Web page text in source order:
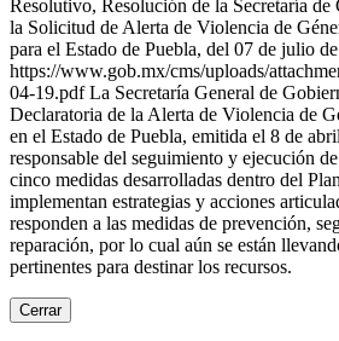
Resolutivo, Resolución de la Secretaría de
la Solicitud de Alerta de Violencia de
para el Estado de Puebla, del 07 de julio
https://www.gob.mx/cms/uploads/
04-19.pdf La Secretaría General de
Declaratoria de la Alerta de Violencia de
en el Estado de Puebla, emitida el 8 de
responsable del seguimiento y ejecución
cinco medidas desarrolladas dentro del
implementan estrategias y acciones
responden a las medidas de prevención,
reparación, por lo cual aún se están
pertinentes para destinar los recursos.
Cerrar